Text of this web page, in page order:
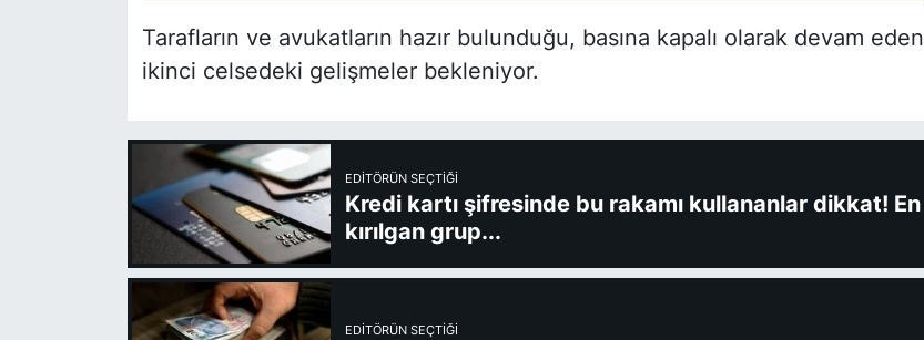
Tarafların ve avukatların hazır bulunduğu, basına kapalı olarak devam eden
ikinci celsedeki gelişmeler bekleniyor.
EDITÖRÜN SEÇTIĞI
Kredi kartı şifresinde bu rakamı kullananlar dikkat! En
kırılgan grup...
EDITÖRÜN SEÇTIĞI